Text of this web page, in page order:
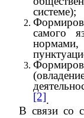
системе);
самого
[2].
В связи со